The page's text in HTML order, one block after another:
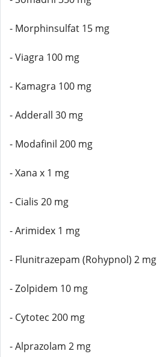
- Morphinsulfat 15 mg
- Viagra 100 mg
- Kamagra 100 mg
- Adderall 30 mg
- Modafinil 200 mg
- Xana x 1 mg
- Cialis 20 mg
- Arimidex 1 mg
- Flunitrazepam (Rohypnol) 2 mg
- Zolpidem 10 mg
- Cytotec 200 mg
- Alprazolam 2 mg